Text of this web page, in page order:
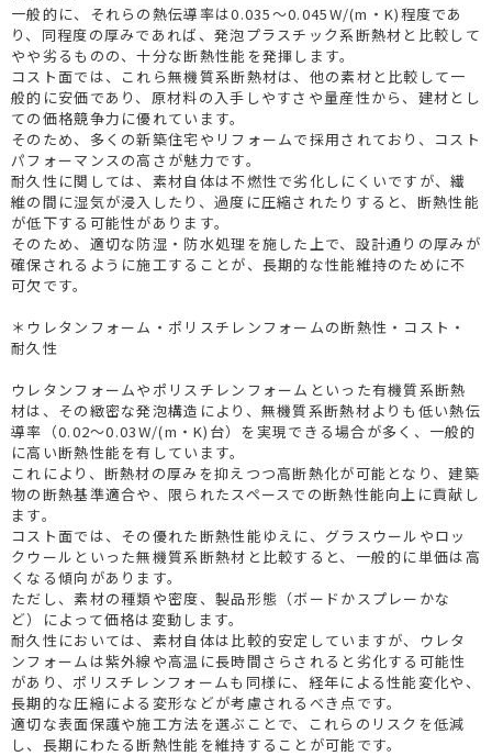
一般的に、それらの熱伝導率は0.035～0.045W/(m・K)程度であ
り、同程度の厚みであれば、発泡プラスチック系断熱材と比較して
やや劣るものの、十分な断熱性能を発揮します。
コスト面では、これら無機質系断熱材は、他の素材と比較して一
般的に安価であり、原材料の入手しやすさや量産性から、建材とし
ての価格競争力に優れています。
そのため、多くの新築住宅やリフォームで採用されており、コスト
パフォーマンスの高さが魅力です。
耐久性に関しては、素材自体は不燃性で劣化しにくいですが、繊
維の間に湿気が浸入したり、過度に圧縮されたりすると、断熱性能
が低下する可能性があります。
そのため、適切な防湿・防水処理を施した上で、設計通りの厚みが
確保されるように施工することが、長期的な性能維持のために不
可欠です。
＊ウレタンフォーム・ポリスチレンフォームの断熱性・コスト・
耐久性
ウレタンフォームやポリスチレンフォームといった有機質系断熱
材は、その緻密な発泡構造により、無機質系断熱材よりも低い熱伝
導率（0.02～0.03W/(m・K)台）を実現できる場合が多く、一般的
に高い断熱性能を有しています。
これにより、断熱材の厚みを抑えつつ高断熱化が可能となり、建築
物の断熱基準適合や、限られたスペースでの断熱性能向上に貢献し
ます。
コスト面では、その優れた断熱性能ゆえに、グラスウールやロッ
クウールといった無機質系断熱材と比較すると、一般的に単価は高
くなる傾向があります。
ただし、素材の種類や密度、製品形態（ボードかスプレーかな
ど）によって価格は変動します。
耐久性においては、素材自体は比較的安定していますが、ウレタ
ンフォームは紫外線や高温に長時間さらされると劣化する可能性
があり、ポリスチレンフォームも同様に、経年による性能変化や、
長期的な圧縮による変形などが考慮されるべき点です。
適切な表面保護や施工方法を選ぶことで、これらのリスクを低減
し、長期にわたる断熱性能を維持することが可能です。